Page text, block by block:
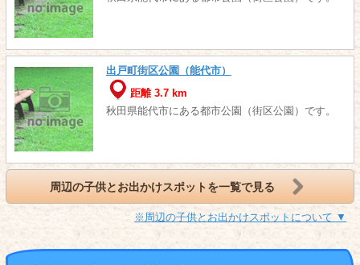
出戸町街区公園（能代市）
距離 3.7 km
秋田県能代市にある都市公園（街区公園）です。
周辺の子供とお出かけスポットを一覧で見る
※周辺の子供とお出かけスポットについて ▼